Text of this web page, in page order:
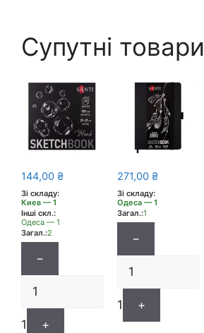
Супутні товари
144,00 ₴
Зі складу:
Киев — 1
Інші скл.:
Одеса — 1
Загал.:2
−
1 +
271,00 ₴
Зі складу:
Одеса — 1
Загал.:1
−
1 +